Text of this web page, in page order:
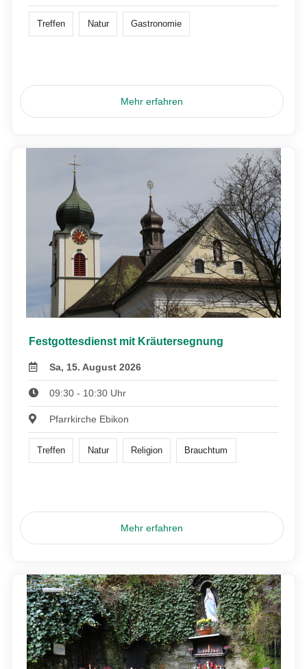
Treffen Natur Gastronomie
Mehr erfahren
Festgottesdienst mit Kräutersegnung
Sa, 15. August 2026
09:30 - 10:30 Uhr
Pfarrkirche Ebikon
Treffen Natur Religion Brauchtum
Mehr erfahren